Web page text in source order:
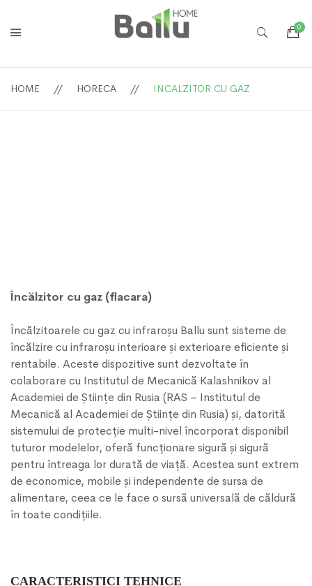
HOME HORECA INCALZITOR CU GAZ
Încălzitor cu gaz (flacara)
Încălzitoarele cu gaz cu infraroșu Ballu sunt sisteme de
încălzire cu infraroșu interioare și exterioare eficiente și
rentabile. Aceste dispozitive sunt dezvoltate în
colaborare cu Institutul de Mecanică Kalashnikov al
Academiei de Științe din Rusia (RAS – Institutul de
Mecanică al Academiei de Științe din Rusia) și, datorită
sistemului de protecție multi-nivel încorporat disponibil
tuturor modelelor, oferă funcționare sigură și sigură
pentru întreaga lor durată de viață. Acestea sunt extrem
de economice, mobile și independente de sursa de
alimentare, ceea ce le face o sursă universală de căldură
în toate condițiile.
CARACTERISTICI TEHNICE